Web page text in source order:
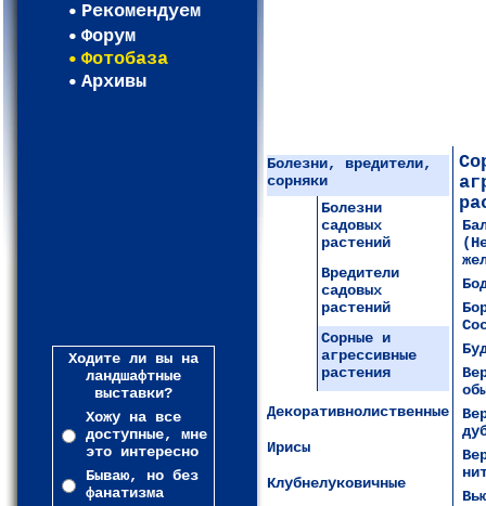
Рекомендуем
Форум
Фотобаза
Архивы
Ходите ли вы на
ландшафтные
выставки?
Хожу на все
доступные, мне
это интересно
Бываю, но без
фанатизма
Болезни, вредители,
сорняки
Болезни
садовых
растений
Вредители
садовых
растений
Сорные и
агрессивные
растения
Декоративнолиственные
Ирисы
Клубнелуковичные